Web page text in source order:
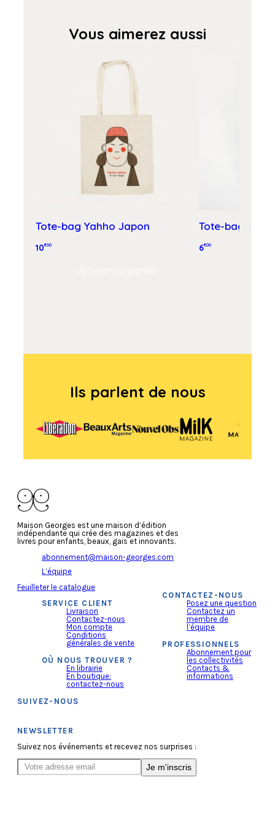
Vous aimerez aussi
Tote-bag Yahho Japon
10€00
Tote-bag
6€00
Ils parlent de nous
Maison Georges est une maison d’édition
indépendante qui crée des magazines et des
livres pour enfants, beaux, gais et innovants.
abonnement@maison-georges.com
L’équipe
Feuilleter le catalogue
SERVICE CLIENT
Livraison
Contactez-nous
Mon compte
Conditions
générales de vente
OÙ NOUS TROUVER ?
En librairie
En boutique:
contactez-nous
CONTACTEZ-NOUS
Posez une question
Contactez un
membre de
l’équipe
PROFESSIONNELS
Abonnement pour
les collectivités
Contacts &
informations
SUIVEZ-NOUS
NEWSLETTER
Suivez nos événements et recevez nos surprises :
Je m'inscris